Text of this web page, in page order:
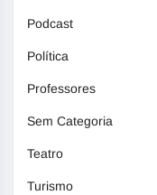
Podcast
Política
Professores
Sem Categoria
Teatro
Turismo